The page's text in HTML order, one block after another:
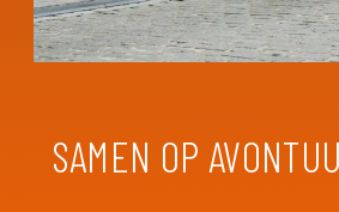
SAMEN OP